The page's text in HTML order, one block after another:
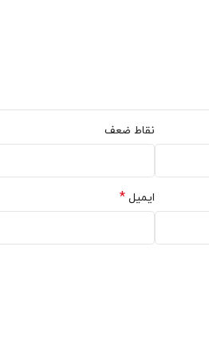
است.
نقاط ضعف
ایمیل *